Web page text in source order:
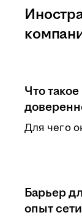
Что
Для чего
Барьер
опыт